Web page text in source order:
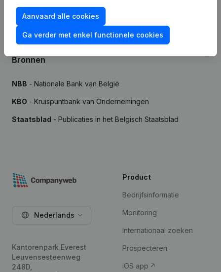
Bronnen
NBB - Nationale Bank van België
KBO - Kruispuntbank van Ondernemingen
Staatsblad - Publicaties in het Belgisch Staatsblad
Aanvaard alle cookies
Ga verder met enkel functionele cookies
Nederlands
Kantorenpark Everest
Leuvensesteenweg
248D,
Product
Bedrijfsinformatie
Monitoring
Internationaal zoeken
Prospecteren
iOS app